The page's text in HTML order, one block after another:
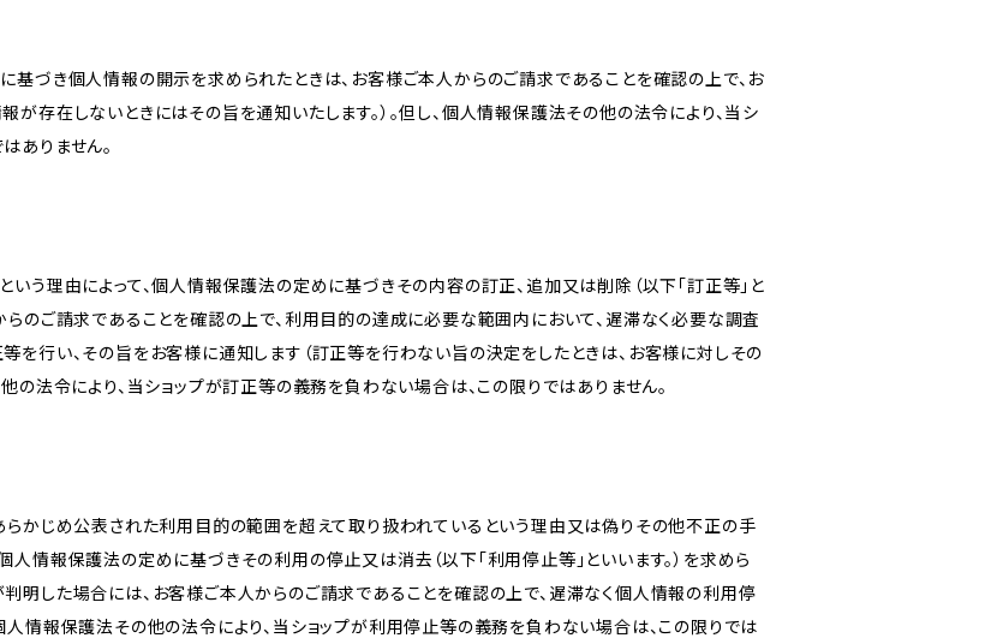
基づき個人情報の開示を求められたときは、お客様ご本人からのご請求であることを確認の上で、お
が存在しないときにはその旨を通知いたします。）。但し、個人情報保護法その他の法令により、当シ
ありません。
いう理由によって、個人情報保護法の定めに基づきその内容の訂正、追加又は削除（以下「訂正等」と
らのご請求であることを確認の上で、利用目的の達成に必要な範囲内において、遅滞なく必要な調査
を行い、その旨をお客様に通知します（訂正等を行わない旨の決定をしたときは、お客様に対しその
の法令により、当ショップが訂正等の義務を負わない場合は、この限りではありません。
らかじめ公表された利用目的の範囲を超えて取り扱われているという理由又は偽りその他不正の手
人情報保護法の定めに基づきその利用の停止又は消去（以下「利用停止等」といいます。）を求めら
明した場合には、お客様ご本人からのご請求であることを確認の上で、遅滞なく個人情報の利用停
人情報保護法その他の法令により、当ショップが利用停止等の義務を負わない場合は、この限りでは